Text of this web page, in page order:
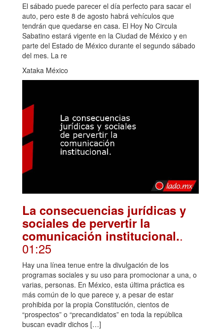
El sábado puede parecer el día perfecto para sacar el
auto, pero este 8 de agosto habrá vehículos que
tendrán que quedarse en casa. El Hoy No Circula
Sabatino estará vigente en la Ciudad de México y en
parte del Estado de México durante el segundo sábado
del mes. La re
Xataka México
La consecuencias jurídicas y
sociales de pervertir la
comunicación institucional..
01:25
Hay una línea tenue entre la divulgación de los
programas sociales y su uso para promocionar a una, o
varias, personas. En México, esta última práctica es
más común de lo que parece y, a pesar de estar
prohibida por la propia Constitución, cientos de
“prospectos” o “precandidatos” en toda la república
buscan evadir dichos […]